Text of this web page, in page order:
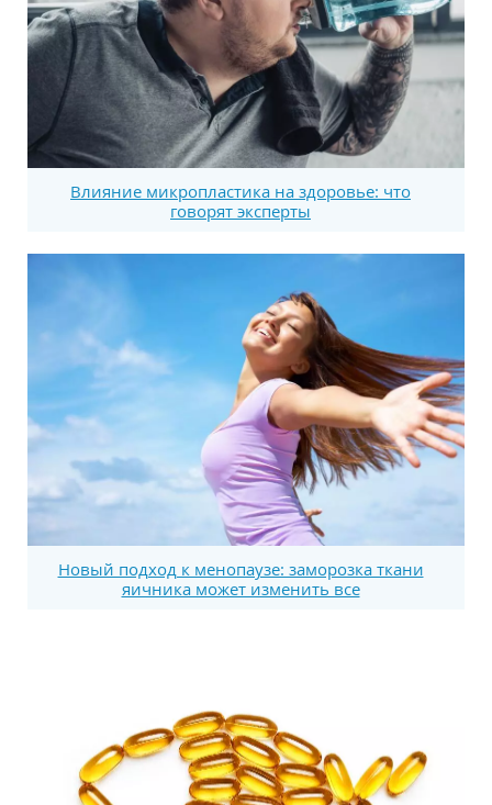
Влияние микропластика на здоровье: что
говорят эксперты
Новый подход к менопаузе: заморозка ткани
яичника может изменить все